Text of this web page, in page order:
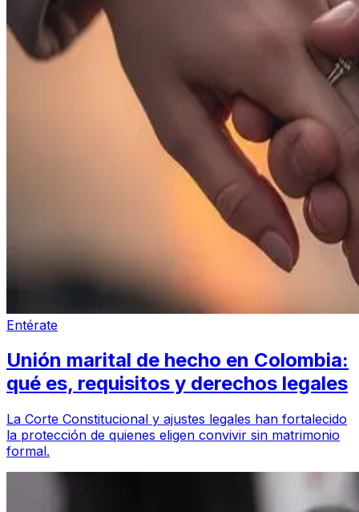
Entérate
Unión marital de hecho en Colombia:
qué es, requisitos y derechos legales
La Corte Constitucional y ajustes legales han fortalecido
la protección de quienes eligen convivir sin matrimonio
formal.